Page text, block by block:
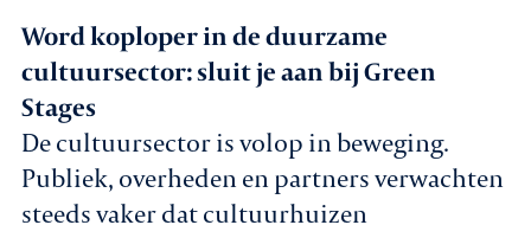
Vacatures
Contact
Aanmelden nieuwsbrief
Word koploper in de duurzame
cultuursector: sluit je aan bij Green
Stages
De cultuursector is volop in beweging.
Publiek, overheden en partners verwachten
steeds vaker dat cultuurhuizen